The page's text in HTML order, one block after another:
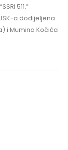
511.”
a dodijeljena
i Mumina Kočića